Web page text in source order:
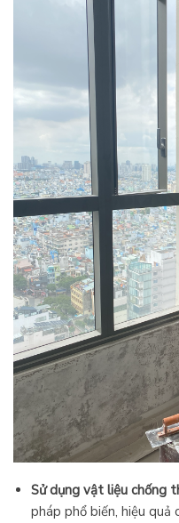
Sử dụng vật liệu chống
pháp phổ biến, hiệu quả